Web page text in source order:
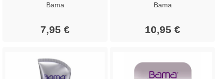
Bama
7,95 €
Bama
10,95 €